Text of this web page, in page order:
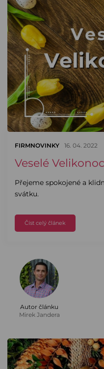
FIRMNOVINKY 16. 04. 2022
Veselé
Přejeme spokojené a
svátku.
Číst celý článek
Autor článku
Mirek Jandera